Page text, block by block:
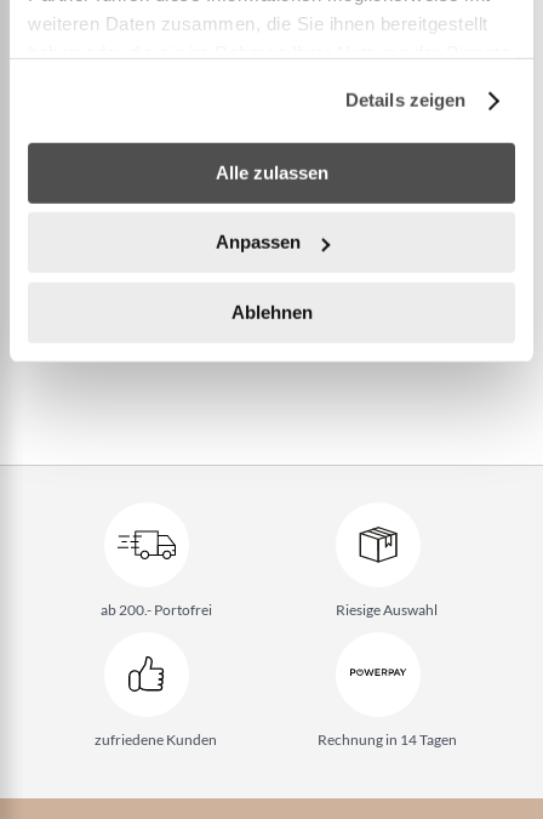
weiteren Daten zusammen, die Sie ihnen bereitgestellt
Details zeigen
Alle zulassen
Anpassen
Ablehnen
Erweitern Sie Ihre Kochfläche und passen Sie sie an,
indem Sie zwei oder mehrere Ooni-Tische
ab 200.- Portofrei Riesige Auswahl
zufriedene Kunden Rechnung in 14 Tagen